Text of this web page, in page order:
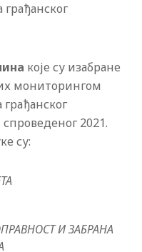
које су изабране
мониторингом
2021.
су:
И ЗАБРАНА